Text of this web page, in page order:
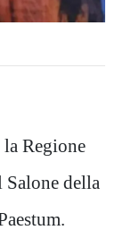
Regione
Salone della